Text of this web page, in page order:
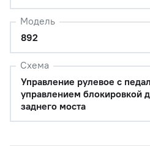
Модель
892
Схема
Управление рулевое с
управлением блокировкой
заднего моста